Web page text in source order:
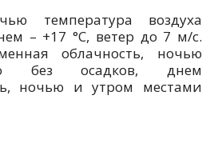
температура воздуха
– +17 °С, ветер до 7 м/с.
облачность, ночью
без осадков, днем
ночью и утром местами